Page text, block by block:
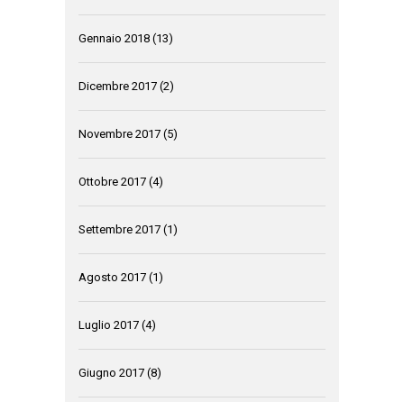
Gennaio 2018 (13)
Dicembre 2017 (2)
Novembre 2017 (5)
Ottobre 2017 (4)
Settembre 2017 (1)
Agosto 2017 (1)
Luglio 2017 (4)
Giugno 2017 (8)